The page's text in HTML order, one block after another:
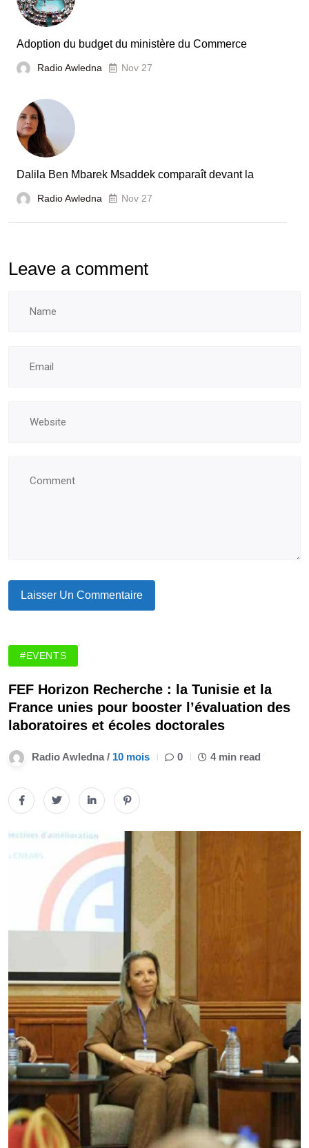
Adoption du budget du ministère du Commerce
Radio Awledna Nov 27
Dalila Ben Mbarek Msaddek comparaît devant la
Radio Awledna Nov 27
Leave a comment
#EVENTS
FEF Horizon Recherche : la Tunisie et la
France unies pour booster l’évaluation des
laboratoires et écoles doctorales
Radio Awledna / 10 mois 0 4 min read